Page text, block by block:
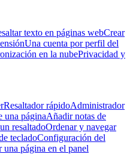
texto en páginas webCrear
Una cuenta por perfil del
en la nubePrivacidad y
Resaltador rápidoAdministrador
una páginaAñadir notas de
resaltadoOrdenar y navegar
tecladoConfiguración del
una página en el panel